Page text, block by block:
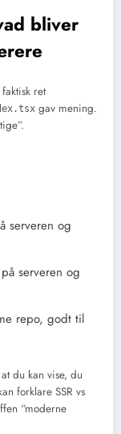
bliver
ret
gav mening.
serveren og
serveren og
repo, godt til
du kan vise, du
forklare SSR vs
“moderne